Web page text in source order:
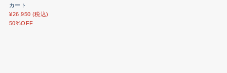
カート
¥26,950 (税込)
50%OFF